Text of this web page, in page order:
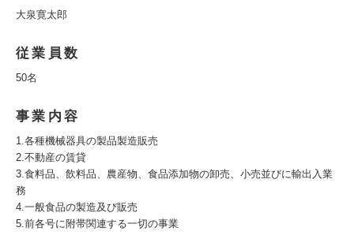
大泉寛太郎
従業員数
50名
事業内容
1.各種機械器具の製品製造販売
2.不動産の賃貸
3.食料品、飲料品、農産物、食品添加物の卸売、小売並びに輸出入業
務
4.一般食品の製造及び販売
5.前各号に附帯関連する一切の事業